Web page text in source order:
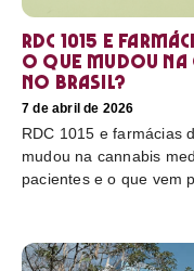
RDC 1015 e
o que mudou na
no Brasil?
7 de abril de 2026
RDC 1015 e farmácias
mudou na cannabis
pacientes e o que vem